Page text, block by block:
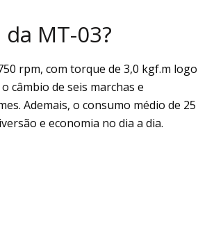
MT-03?
rpm, com torque de 3,0 kgf.m logo
câmbio de seis marchas e
Ademais, o consumo médio de 25
e economia no dia a dia.